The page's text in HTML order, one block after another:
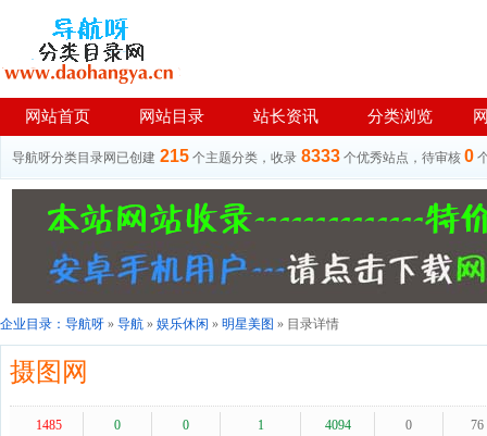
网站首页 网站目录 站长资讯 分类浏览
导航呀分类目录网已创建 215 个主题分类，收录 8333 个优秀站点，待审核 0
企业目录： 导航呀 » 导航 » 娱乐休闲 » 明星美图 » 目录详情
摄图网
1485
0
0
1
4094
0
76